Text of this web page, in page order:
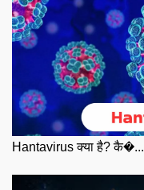
Hantavirus क्या है? कै�...